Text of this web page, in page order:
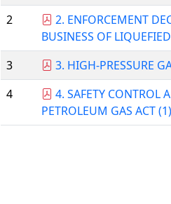
2
2. ENFORCEMENT
BUSINESS OF
3 3. HIGH-PRESSURE
4
4. SAFETY CONTROL
PETROLEUM GAS ACT